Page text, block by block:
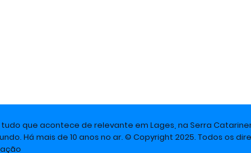
que acontece de relevante em Lages, na Serra
Há mais de 10 anos no ar. © Copyright 2025. Todos os